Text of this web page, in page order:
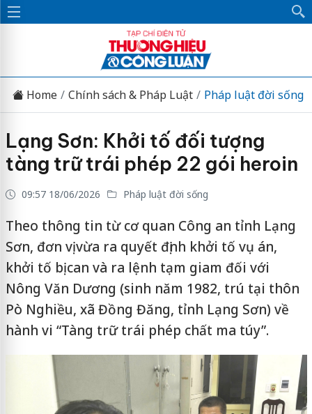
Home Chính sách & Pháp Luật Pháp luật đời sống
Lạng Sơn: Khởi tố đối tượng
tàng trữ trái phép 22 gói heroin
09:57 18/06/2026 Pháp luật đời sống
Theo thông tin từ cơ quan Công an tỉnh Lạng
Sơn, đơn vị vừa ra quyết định khởi tố vụ án,
khởi tố bị can và ra lệnh tạm giam đối với
Nông Văn Dương (sinh năm 1982, trú tại thôn
Pò Nghiều, xã Đồng Đăng, tỉnh Lạng Sơn) về
hành vi “Tàng trữ trái phép chất ma túy”.